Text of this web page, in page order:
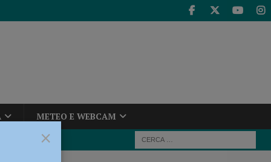
METEO E WEBCAM
×